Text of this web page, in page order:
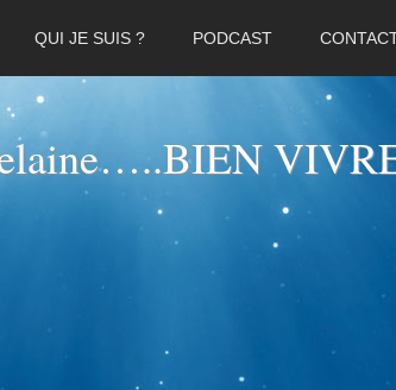
QUI JE SUIS ? PODCAST